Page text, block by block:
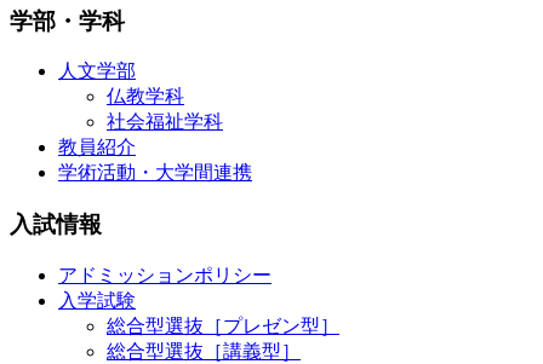
学部・学科
人文学部
仏教学科
社会福祉学科
教員紹介
学術活動・大学間連携
入試情報
アドミッションポリシー
入学試験
総合型選抜［プレゼン型］
総合型選抜［講義型］